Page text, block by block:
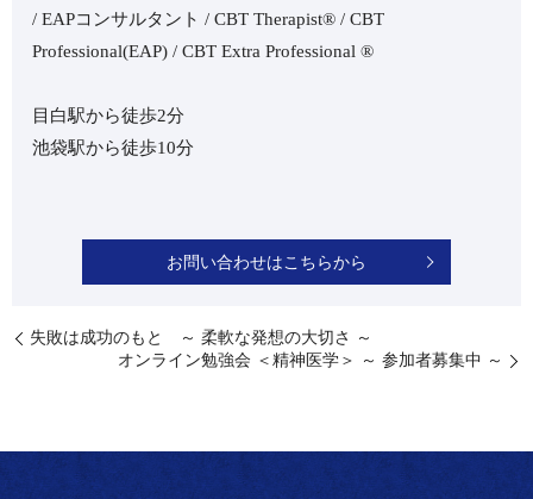
/ EAPコンサルタント / CBT Therapist®︎ / CBT
Professional(EAP) / CBT Extra Professional ®︎
目白駅から徒歩2分
池袋駅から徒歩10分
お問い合わせはこちらから
失敗は成功のもと ～ 柔軟な発想の大切さ ～
オンライン勉強会 ＜精神医学＞ ～ 参加者募集中 ～